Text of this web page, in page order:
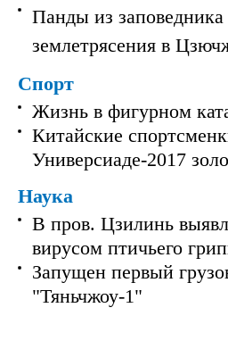
Панды из
землетрясения в
Спорт
Жизнь в фигурном
Китайские
Универсиаде-2017
Наука
В пров. Цзилинь
вирусом птичьего
Запущен первый
"Тяньчжоу-1"